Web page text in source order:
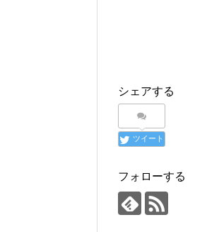
シェアする
ツイート
フォローする